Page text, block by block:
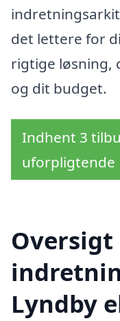
det lettere for
rigtige løsning,
og dit budget.
Indhent 3
uforpligtende
Oversigt
Lyndby